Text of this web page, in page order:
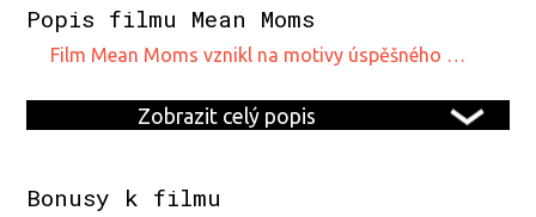
Popis filmu Mean Moms
film Mean Moms vznikl na motivy úspěšného …
Zobrazit celý popis
Bonusy k filmu